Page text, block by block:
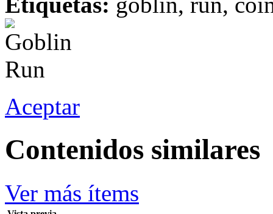
Aceptar
Contenidos similares
Ver más ítems